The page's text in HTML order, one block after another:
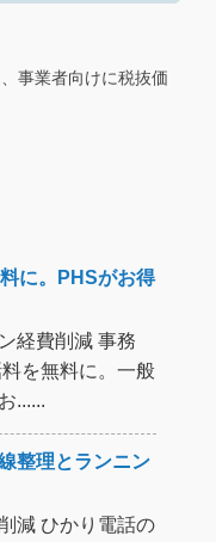
事業者向けに税抜価
に。PHSがお得
経費削減 事務
を無料に。一般
......
整理とランニン
減 ひかり電話の